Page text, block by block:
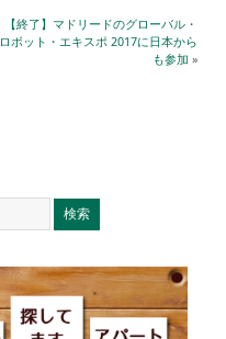
【終了】マドリードのグローバル・
ロボット・エキスポ 2017に日本から
も参加 »